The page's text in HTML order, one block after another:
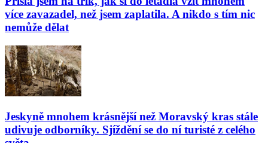
více zavazadel, než jsem zaplatila. A nikdo s tím nic
nemůže dělat
Jeskyně mnohem krásnější než Moravský kras stále
udivuje odborníky. Sjíždění se do ní turisté z celého